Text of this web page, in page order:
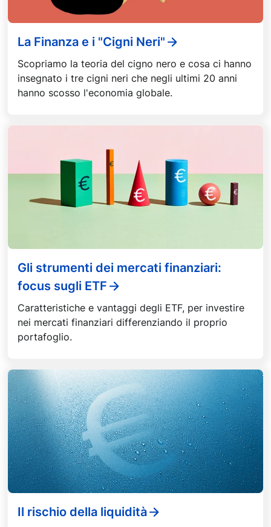
La Finanza e i "Cigni Neri"
Scopriamo la teoria del cigno nero e cosa ci hanno
insegnato i tre cigni neri che negli ultimi 20 anni
hanno scosso l'economia globale.
Gli strumenti dei mercati finanziari:
focus sugli ETF
Caratteristiche e vantaggi degli ETF, per investire
nei mercati finanziari differenziando il proprio
portafoglio.
Il rischio della liquidità